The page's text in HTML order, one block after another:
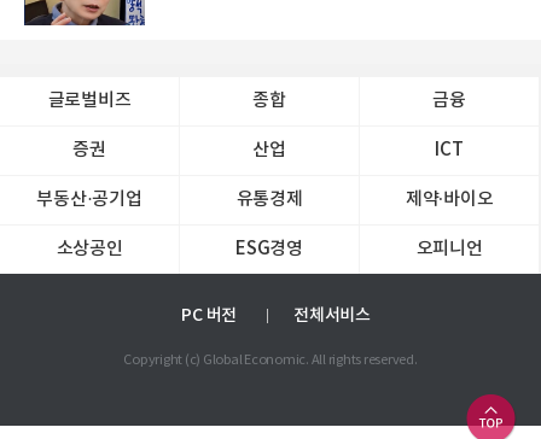
글로벌비즈 종합 금융
증권 산업 ICT
부동산·공기업 유통경제 제약∙바이오
소상공인 ESG경영 오피니언
PC 버전 전체서비스
Copyright (c) Global Economic. All rights reserved.